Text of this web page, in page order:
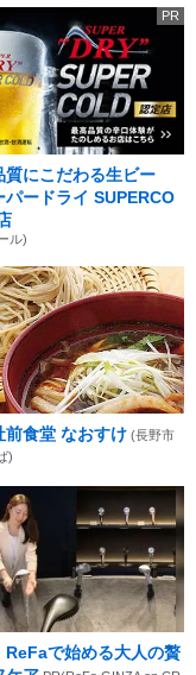
PR
質にこだわる生ビー
パードライ SUPERCO
ル)
前食堂 なおすけ (長野市
)
ReFaで始める大人の贅